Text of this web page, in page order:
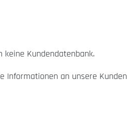
Kundendatenbank.
Informationen an unsere Kunden